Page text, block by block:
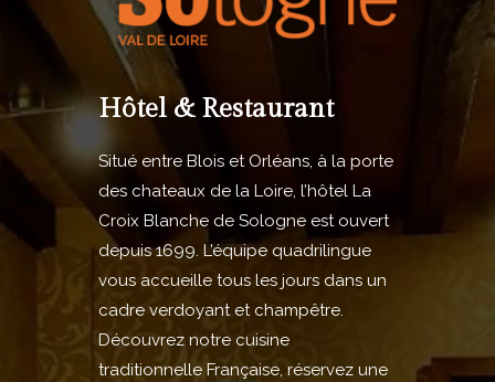
Hôtel & Restaurant
Situé entre Blois et Orléans, à la porte
des chateaux de la Loire, l’hôtel La
Croix Blanche de Sologne est ouvert
depuis 1699. L’équipe quadrilingue
vous accueille tous les jours dans un
cadre verdoyant et champêtre.
Découvrez notre cuisine
traditionnelle Française, réservez une